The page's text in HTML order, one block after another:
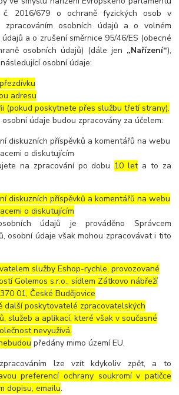
2016/679 o ochraně fyzických osob v
zpracováním osobních údajů a o volném
a o zrušení směrnice 95/46/ES (obecné
osobních údajů) (dále jen „Nařízení“),
osobní údaje:
adresu
(pokud poskytnete přes službu třetí strany).
údaje budou zpracovány za účelem:
diskuzních příspěvků a komentářů na webu
o diskutujícím
na zpracování po dobu 10 leta to za
diskuzních příspěvků a komentářů na webu
o diskutujícím
údajů je prováděno Správcem
osobní údaje však mohou zpracovávat i tito
služby Eshop-rychle, provozované
Golemos s.r.o., sídlem Zátkovo nábřeží
01, České Budějovice
další poskytovatelé zpracovatelských
služeb a aplikací, které však v současné
nevyužívá.
předány mimo území EU.
lze vzít kdykoliv zpět, a to
preferencí ochrany soukromí v patičce
dopisu, emailu.